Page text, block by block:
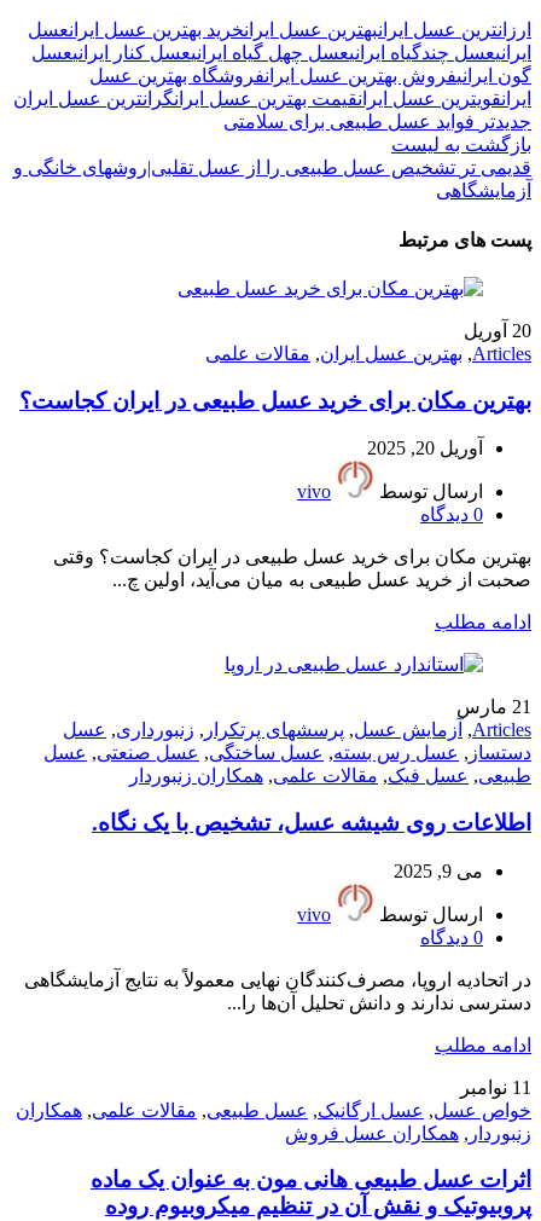
ارزانترین عسل ایرانبهترین عسل ایرانخرید بهترین عسل ایرانعسل
ایرانیعسل چندگیاه ایرانیعسل چهل گیاه ایرانیعسل کنار ایرانیعسل
گون ایرانیفروش بهترین عسل ایرانفروشگاه بهترین عسل
ایرانقویترین عسل ایرانقیمت بهترین عسل ایرانگرانترین عسل ایران
جدیدتر فواید عسل طبیعی برای سلامتی
بازگشت به لیست
قدیمی تر تشخیص عسل طبیعی را از عسل تقلبی|روشهای خانگی و
آزمایشگاهی
پست های مرتبط
20 آوریل
Articles
, بهترین عسل ایران, مقالات علمی
بهترین مکان برای خرید عسل طبیعی در ایران کجاست؟
آوریل 20, 2025
ارسال توسط
vivo
0 دیدگاه
بهترین مکان برای خرید عسل طبیعی در ایران کجاست؟ وقتی
صحبت از خرید عسل طبیعی به میان می‌آید، اولین چ...
ادامه مطلب
21 مارس
Articles
, آزمایش عسل, پرسشهای پرتکرار , زنبورداری, عسل
دستساز , عسل رس بسته, عسل ساختگی, عسل صنعتی, عسل
طبیعی, عسل فیک, مقالات علمی, همکاران زنبوردار
اطلاعات روی شیشه عسل، تشخیص با یک نگاه.
می 9, 2025
ارسال توسط
vivo
0 دیدگاه
در اتحادیه اروپا، مصرف‌کنندگان نهایی معمولاً به نتایج آزمایشگاهی
دسترسی ندارند و دانش تحلیل آن‌ها را...
ادامه مطلب
11 نوامبر
خواص عسل, عسل ارگانیک, عسل طبیعی, مقالات علمی, همکاران
زنبوردار , همکاران عسل فروش
اثرات عسل طبیعی هانی مون به عنوان یک ماده
پروبیوتیک و نقش آن در تنظیم میکروبیوم روده